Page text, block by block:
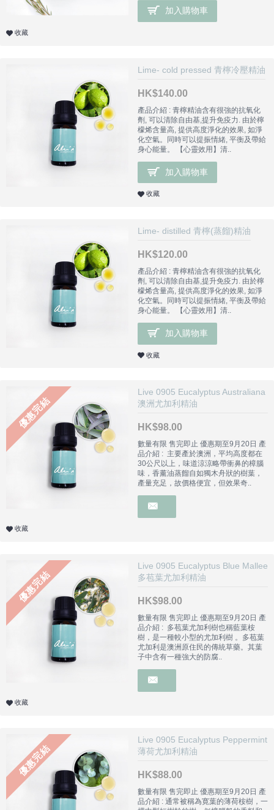
加入購物車
收藏
Lime- cold pressed 青檸冷壓精油
HK$140.00
產品介紹 : 青檸精油含有很強的抗氧化
劑, 可以清除自由基,提升免疫力. 由於檸
檬烯含量高, 提供高度淨化的效果, 如淨
化空氣。同時可以提振情緒, 平衡及帶給
身心能量。 【心靈效用】清..
加入購物車
收藏
Lime- distilled 青檸(蒸餾)精油
HK$120.00
產品介紹 : 青檸精油含有很強的抗氧化
劑, 可以清除自由基,提升免疫力. 由於檸
檬烯含量高, 提供高度淨化的效果, 如淨
化空氣。同時可以提振情緒, 平衡及帶給
身心能量。 【心靈效用】清..
加入購物車
收藏
優惠完結
Live 0905 Eucalyptus Australiana
澳洲尤加利精油
HK$98.00
數量有限 售完即止 優惠期至9月20日 產
品介紹 : 主要產於澳洲，平均高度都在
30公尺以上，味道涼涼略帶衝鼻的樟腦
味，香薰油蒸餾自如獨木舟狀的樹葉，
產量充足，故價格便宜，但效果奇..
收藏
優惠完結
Live 0905 Eucalyptus Blue Mallee
多苞葉尤加利精油
HK$98.00
數量有限 售完即止 優惠期至9月20日 產
品介紹 : 多苞葉尤加利樹也稱藍葉桉
樹，是一種較小型的尤加利樹 。多苞葉
尤加利是澳洲原住民的傳統草藥。其葉
子中含有一種強大的防腐..
收藏
優惠完結
Live 0905 Eucalyptus Peppermint
薄荷尤加利精油
HK$88.00
數量有限 售完即止 優惠期至9月20日 產
品介紹 : 通常被稱為寛葉的薄荷桉樹，一